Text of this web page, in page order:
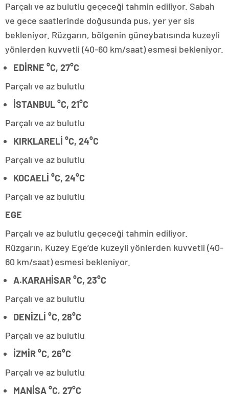
Parçalı ve az bulutlu geçeceği tahmin ediliyor. Sabah
ve gece saatlerinde doğusunda pus, yer yer sis
bekleniyor. Rüzgarın, bölgenin güneybatısında kuzeyli
yönlerden kuvvetli (40-60 km/saat) esmesi bekleniyor.
EDİRNE °C, 27°C
Parçalı ve az bulutlu
İSTANBUL °C, 21°C
Parçalı ve az bulutlu
KIRKLARELİ °C, 24°C
Parçalı ve az bulutlu
KOCAELİ °C, 24°C
Parçalı ve az bulutlu
EGE
Parçalı ve az bulutlu geçeceği tahmin ediliyor.
Rüzgarın, Kuzey Ege’de kuzeyli yönlerden kuvvetli (40-
60 km/saat) esmesi bekleniyor.
A.KARAHİSAR °C, 23°C
Parçalı ve az bulutlu
DENİZLİ °C, 28°C
Parçalı ve az bulutlu
İZMİR °C, 26°C
Parçalı ve az bulutlu
MANİSA °C, 27°C